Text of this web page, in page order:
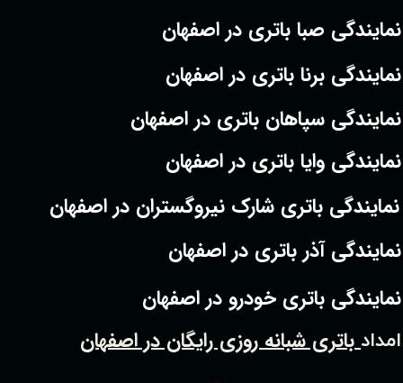
نمایندگی صبا باتری در اصفهان
نمایندگی برنا باتری در اصفهان
نمایندگی سپاهان باتری در اصفهان
نمایندگی وایا باتری در اصفهان
نمایندگی آذر باتری در اصفهان
نمایندگی باتری شارک نیروگستران در اصفهان
نمایندگی باتری خودرو در اصفهان
امدادباتری شبانه روزی رایگان در اصفهان